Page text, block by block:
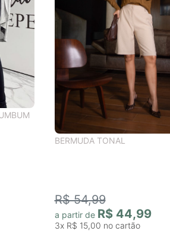
BERMUDA TONAL
R$ 54,99
a partir de R$ 44,99
3x R$ 15,00